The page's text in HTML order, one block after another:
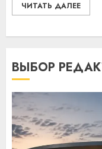
ЧИТАТЬ ДАЛЕЕ
ВЫБОР